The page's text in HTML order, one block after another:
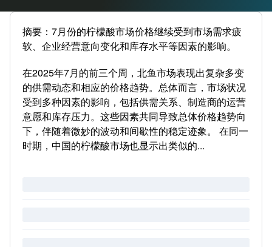
摘要：7月份的柠檬酸市场价格继续受到市场需求疲
软、企业经营意向变化和库存水平等因素的影响。
在2025年7月的前三个周，北鱼市场表现出复杂多变
的供需动态和相应的价格趋势。总体而言，市场状况
受到多种因素的影响，包括供需关系、制造商的运营
意愿和库存压力。这些因素共同导致总体价格趋势向
下，伴随着微妙的波动和间歇性的稳定迹象。 在同一
时期，中国的柠檬酸市场也显示出类似的...